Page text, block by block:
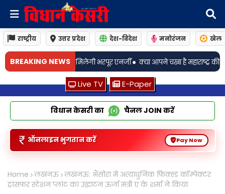
राष्ट्रीय उत्तर प्रदेश देश-विदेश मनोरंजन खेल
BREAKING NEWS
भरपूर एनर्जी• क्या आपने चखा है महाराष्ट्र की फेमस तरी वाली 'पाटवडी
Live TV E-Paper
विधान केसरी का चैनलJOIN करें
ऑनलाइन भुगतान करें Pay Now
Home लखनऊ लखनऊ: भैंसोरा में अत्याधुनिक फिक्स्ड कॉम्पेक्टर
ट्रांसफर स्टेशन प्लांट का उद्घाटन ऊर्जा मंत्री ए के शर्मा ने किया